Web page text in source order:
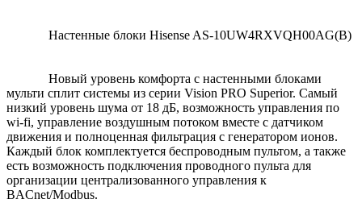
Настенные блоки Hisense AS-10UW4RXVQH00AG(B)
Новый уровень комфорта с настенными блоками
мульти сплит системы из серии Vision PRO Superior. Самый
низкий уровень шума от 18 дБ, возможность управления по
wi-fi, управление воздушным потоком вместе с датчиком
движения и полноценная фильтрация с генератором ионов.
Каждый блок комплектуется беспроводным пультом, а также
есть возможность подключения проводного пульта для
организации централизованного управления к
BACnet/Modbus.